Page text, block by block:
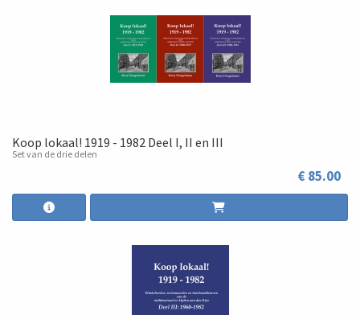
Koop lokaal! 1919 - 1982 Deel I, II en III
Set van de drie delen
€ 85.00